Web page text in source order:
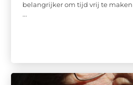
belangrijker om tijd vrij te maken
...